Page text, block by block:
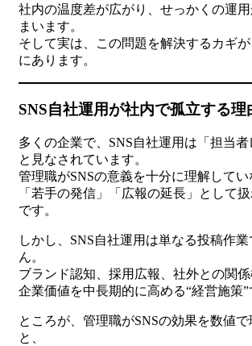
社内の温度差が広がり、せっかくの運
まいます。
そして実は、この問題を解決するカギが
にあります。
SNS自社運用が社内で孤立する理
多くの企業で、SNS自社運用は「担当者
と見なされています。
管理職がSNSの意義を十分に理解してい
「若手の発信」「広報の延長」として
です。
しかし、SNS自社運用は単なる投稿作
ん。
ブランド認知、採用広報、社外との関係
企業価値を中長期的に高める“経営施策”
ところが、管理職がSNSの効果を数値
と、